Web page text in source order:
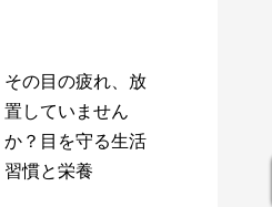
その目の疲れ、放
置していません
か？目を守る生活
習慣と栄養